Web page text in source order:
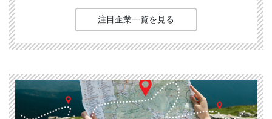
注目企業一覧を見る